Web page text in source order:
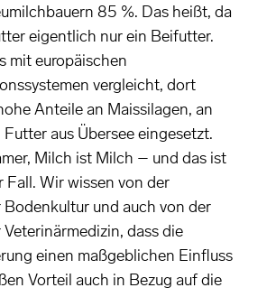
85 %. Das heißt, da
eigentlich nur ein Beifutter.
mit europäischen
vergleicht, dort
Anteile an Maissilagen, an
aus Übersee eingesetzt.
Milch ist Milch – und das ist
Fall. Wir wissen von der
und auch von der
dass die
einen maßgeblichen Einfluss
Vorteil auch in Bezug auf die